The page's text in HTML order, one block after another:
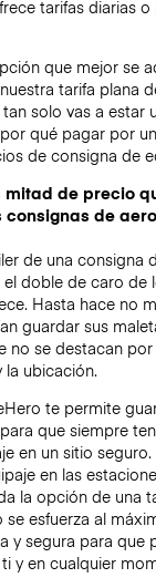
tarifas diarias
que mejor se
tarifa plana
solo vas a estar
qué pagar por
de consigna de
mitad de precio
consignas de
de una consigna
el doble de caro de
Hasta hace no
guardar sus
no se destacan
ubicación.
te permite
que siempre
en un sitio
en las
la opción de una
esfuerza al
y segura para que
y en cualquier